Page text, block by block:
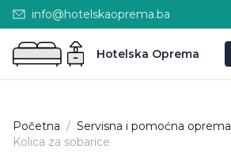
info@hotelskaoprema.ba
Hotelska Oprema
Početna / Servisna i pomoćna oprema
Kolica za sobarice